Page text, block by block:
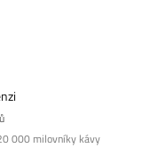
000 milovníky kávy